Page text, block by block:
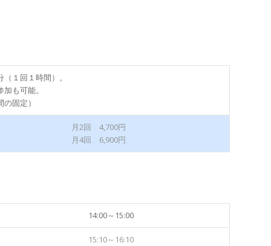
１回１時間）。
も可能。
固定）
月2回 4,700円
月4回 6,900円
14:00～15:00
15:10～16:10